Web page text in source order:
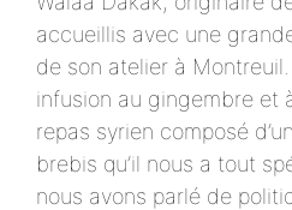
accueillis avec une
de son atelier à
infusion au gingembre et
repas syrien composé
brebis qu’il nous a tout
nous avons parlé de